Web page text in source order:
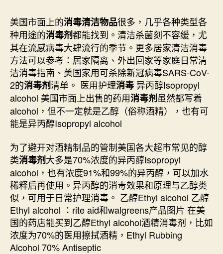
浴
室
水
利
工
程
54485818〉
中
美国市面上的消毒清洁物品很多，几乎各种类型各
种用途的消毒剂都能找到。清洁杀菌刻不容缓，尤
其在流感病毒大肆流行的季节。更多居家清洁消毒
方法可以参考：居家隔离、外出回家等家庭日常清
洁消毒指南、美国家用可杀除新冠病毒SARS-CoV-
2的消毒剂清单。 医用护理消毒 异丙醇Isopropyl
alcohol 美国市面上出售的药用消毒剂虽然都写着
alcohol，但不一定就是乙醇（俗称酒精），也有可
能是异丙醇Isopropyl alcohol
为了避开对酒精制品的管制美国各大超市常见的醇
类消毒剂大多是70%浓度的异丙醇Isopropyl
alcohol，也有浓度91%和99%的异丙醇，可以加水
稀释后再使用。异丙醇的消毒效果和原理与乙醇类
似，可用于日常护理消毒。 乙醇Ethyl alcohol 乙醇
Ethyl alcohol ：rite aid和walgreens产品图片 在美
国的药店能买到乙醇Ethyl alcohol酒精消毒剂，比如
浓度为70%的医用擦拭酒精，Ethyl Rubbing
Alcohol 70% Antiseptic